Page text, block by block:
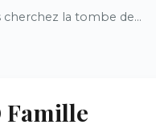
cherchez la tombe de...
Famille